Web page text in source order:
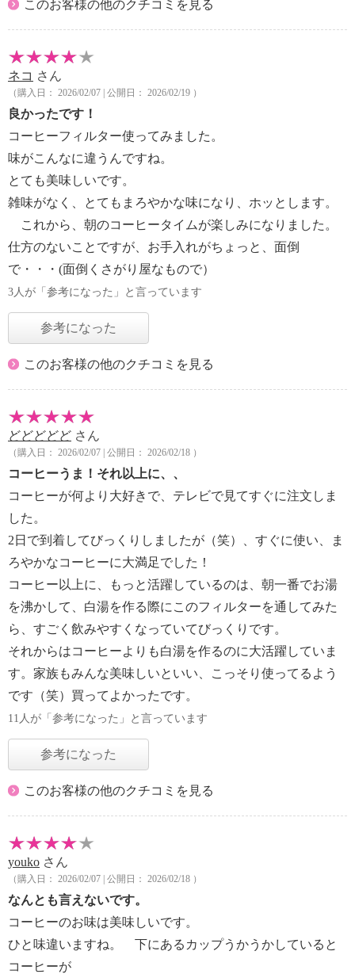
このお客様の他のクチコミを見る
ネコ さん
（購入日： 2026/02/07 | 公開日： 2026/02/19 ）
良かったです！
コーヒーフィルター使ってみました。
味がこんなに違うんですね。
とても美味しいです。
雑味がなく、とてもまろやかな味になり、ホッとします。
これから、朝のコーヒータイムが楽しみになりました。
仕方のないことですが、お手入れがちょっと、面倒
で・・・(面倒くさがり屋なもので）
3人が「参考になった」と言っています
参考になった
このお客様の他のクチコミを見る
どどどどど さん
（購入日： 2026/02/07 | 公開日： 2026/02/18 ）
コーヒーうま！それ以上に、、
コーヒーが何より大好きで、テレビで見てすぐに注文しま
した。
2日で到着してびっくりしましたが（笑）、すぐに使い、ま
ろやかなコーヒーに大満足でした！
コーヒー以上に、もっと活躍しているのは、朝一番でお湯
を沸かして、白湯を作る際にこのフィルターを通してみた
ら、すごく飲みやすくなっていてびっくりです。
それからはコーヒーよりも白湯を作るのに大活躍していま
す。家族もみんな美味しいといい、こっそり使ってるよう
です（笑）買ってよかったです。
11人が「参考になった」と言っています
参考になった
このお客様の他のクチコミを見る
youko さん
（購入日： 2026/02/07 | 公開日： 2026/02/18 ）
なんとも言えないです。
コーヒーのお味は美味しいです。
ひと味違いますね。 下にあるカップうかうかしていると
コーヒーが